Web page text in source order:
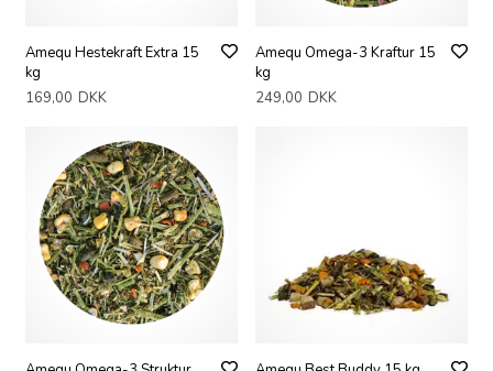
Amequ Hestekraft Extra 15
kg
169,00 DKK
Amequ Omega-3 Kraftur 15
kg
249,00 DKK